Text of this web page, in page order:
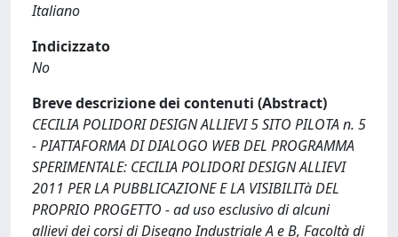
Italiano
Indicizzato
No
Breve descrizione dei contenuti (Abstract)
CECILIA POLIDORI DESIGN ALLIEVI 5 SITO PILOTA n. 5
- PIATTAFORMA DI DIALOGO WEB DEL PROGRAMMA
SPERIMENTALE: CECILIA POLIDORI DESIGN ALLIEVI
2011 PER LA PUBBLICAZIONE E LA VISIBILITà DEL
PROPRIO PROGETTO - ad uso esclusivo di alcuni
allievi dei corsi di Disegno Industriale A e B, Facoltà di